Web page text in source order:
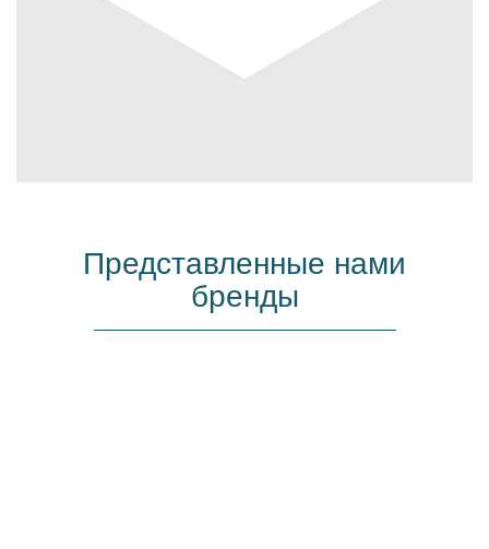
Представленные нами
бренды